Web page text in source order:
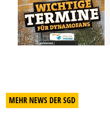
MEHR NEWS DER SGD